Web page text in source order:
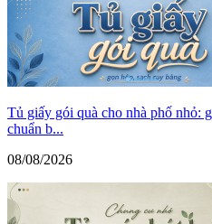
Tủ giấy gói quà cho nhà phố nhỏ:
chuẩn b...
08/08/2026